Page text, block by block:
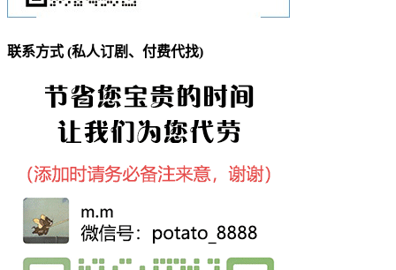
联系方式 (私人订剧、付费代找)